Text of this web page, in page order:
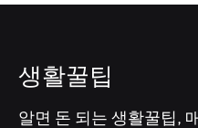
생활꿀팁
알면 돈 되는 생활꿀팁,